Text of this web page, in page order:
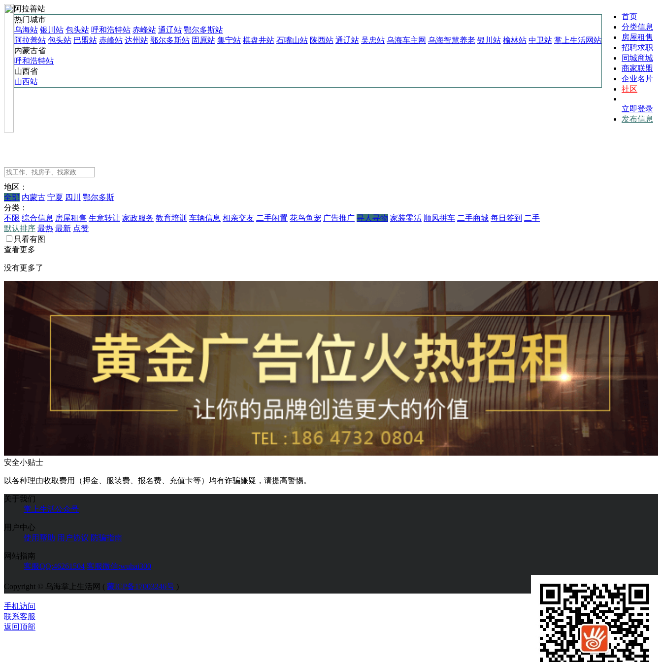
阿拉善站
热门城市
乌海站 银川站 包头站 呼和浩特站 赤峰站 通辽站 鄂尔多斯站
阿拉善站 包头站 巴盟站 赤峰站 达州站 鄂尔多斯站 固原站 集宁站 棋盘井站 石嘴山站 陕西站 通辽站 吴忠站 乌海车主网 乌海智慧养老 银川站 榆林站 中卫站 掌上生活网站
内蒙古省
呼和浩特站
山西省
山西站
首页
分类信息
房屋租售
招聘求职
同城商城
商家联盟
企业名片
社区
立即登录
发布信息
地区：
全部 内蒙古 宁夏 四川
鄂尔多斯
分类：
不限 综合信息 房屋租售 生意转让 家政服务 教育培训 车辆信息 相亲交友 二手闲置 花鸟鱼宠 广告推广 寻人寻物 家装零活 顺风拼车 二手商城 每日签到 二手
默认排序 最热 最新 点赞
只看有图
查看更多
没有更多了
安全小贴士
以各种理由收取费用（押金、服装费、报名费、充值卡等）均有诈骗嫌疑，请提高警惕。
关于我们
掌上生活公众号
用户中心
使用帮助 用户协议 防骗指南
网站指南
客服QQ:46261504 客服微信:wuhai300
Copyright © 乌海掌上生活网 ( 蒙ICP备17003246号 )
手机访问
联系客服
返回顶部